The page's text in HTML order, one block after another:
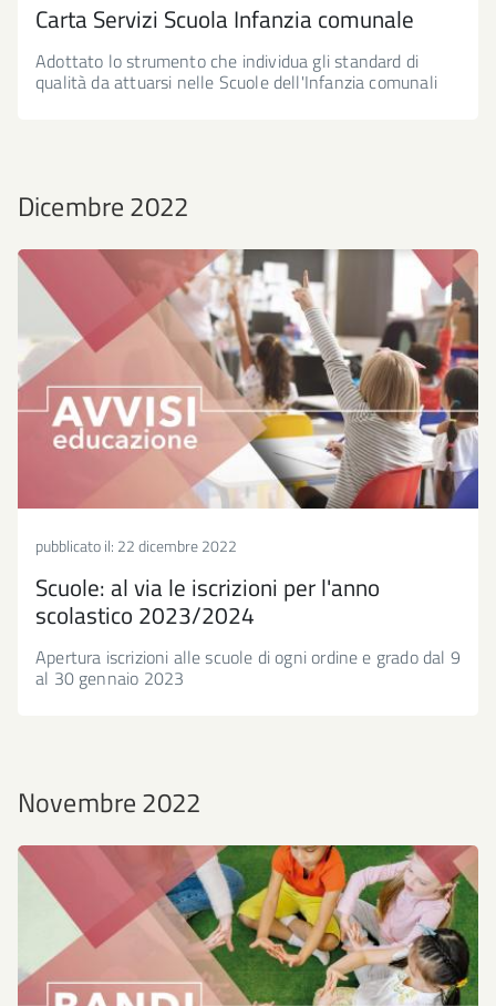
Carta Servizi Scuola Infanzia comunale
Adottato lo strumento che individua gli standard di
qualità da attuarsi nelle Scuole dell'Infanzia comunali
Dicembre 2022
pubblicato il: 22 dicembre 2022
Scuole: al via le iscrizioni per l'anno
scolastico 2023/2024
Apertura iscrizioni alle scuole di ogni ordine e grado dal 9
al 30 gennaio 2023
Novembre 2022